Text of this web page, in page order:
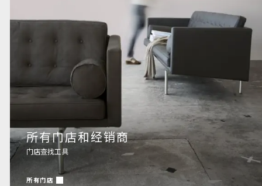
所有门店和经销商
门店查找工具
所有门店